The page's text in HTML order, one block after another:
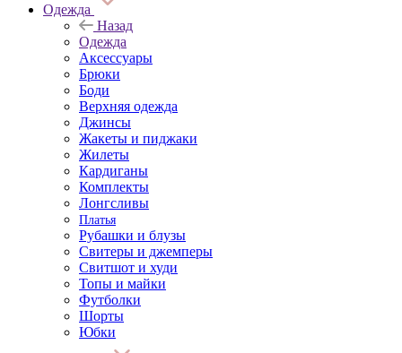
Одежда
Назад
Одежда
Аксессуары
Брюки
Боди
Верхняя одежда
Джинсы
Жакеты и пиджаки
Жилеты
Кардиганы
Комплекты
Лонгсливы
Платья
Рубашки и блузы
Свитеры и джемперы
Свитшот и худи
Топы и майки
Футболки
Шорты
Юбки